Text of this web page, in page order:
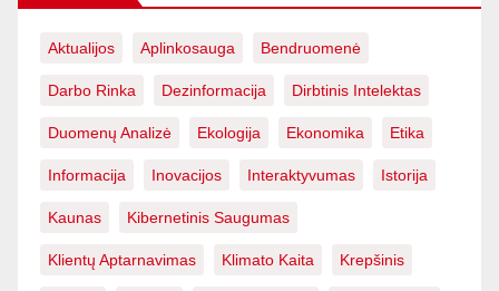
Aktualijos Aplinkosauga Bendruomenė
Darbo Rinka Dezinformacija Dirbtinis Intelektas
Duomenų Analizė Ekologija Ekonomika Etika
Informacija Inovacijos Interaktyvumas Istorija
Kaunas Kibernetinis Saugumas
Klientų Aptarnavimas Klimato Kaita Krepšinis